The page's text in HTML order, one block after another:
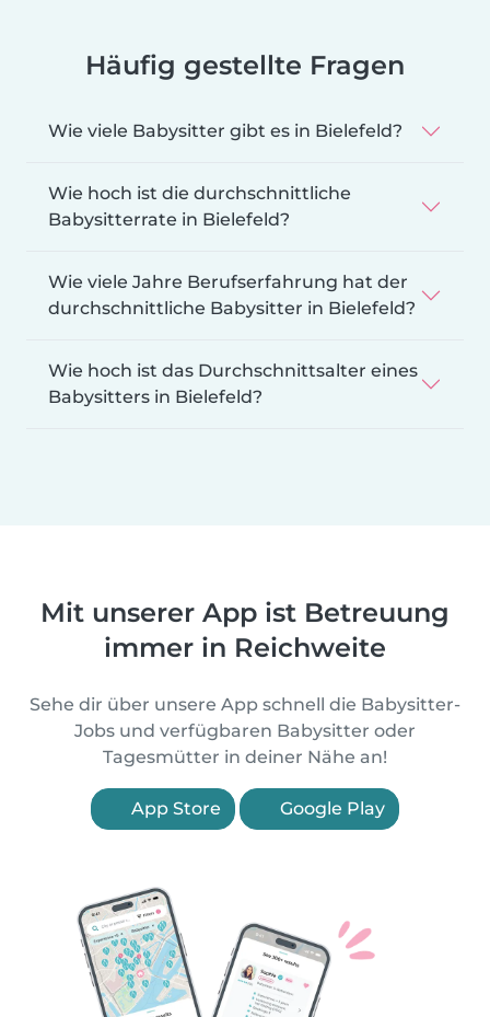
Häufig gestellte Fragen
Wie viele Babysitter gibt es in Bielefeld?
Wie hoch ist die durchschnittliche
Babysitterrate in Bielefeld?
Wie viele Jahre Berufserfahrung hat der
durchschnittliche Babysitter in Bielefeld?
Wie hoch ist das Durchschnittsalter eines
Babysitters in Bielefeld?
Mit unserer App ist Betreuung
immer in Reichweite
Sehe dir über unsere App schnell die Babysitter-
Jobs und verfügbaren Babysitter oder
Tagesmütter in deiner Nähe an!
App Store Google Play